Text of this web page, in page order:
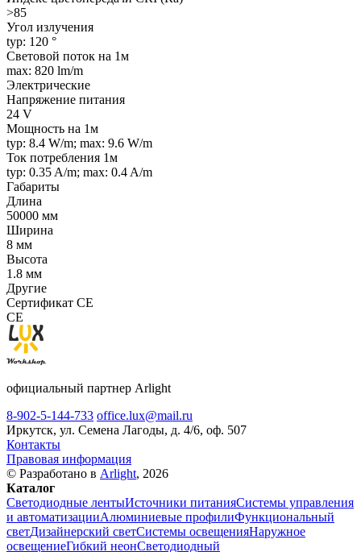
>85
Угол излучения
typ: 120 °
Световой поток на 1м
max: 820 lm/m
Электрические
Напряжение питания
24 V
Мощность на 1м
typ: 8.4 W/m; max: 9.6 W/m
Ток потребления 1м
typ: 0.35 A/m; max: 0.4 A/m
Габариты
Длина
50000 мм
Ширина
8 мм
Высота
1.8 мм
Другие
Сертификат CE
CE
официальный партнер Arlight
8-902-5-144-733 office.lux@mail.ru
Иркутск, ул. Семена Лагоды, д. 4/6, оф. 507
Контакты
Правовая информация
© Разработано в Arlight, 2026
Каталог
Светодиодные лентыИсточники питанияСистемы управления
и автоматизацииАлюминиевые профилиФункциональный
светДизайнерский светСистемы освещенияНаружное
освещениеГибкий неонСветодиодный